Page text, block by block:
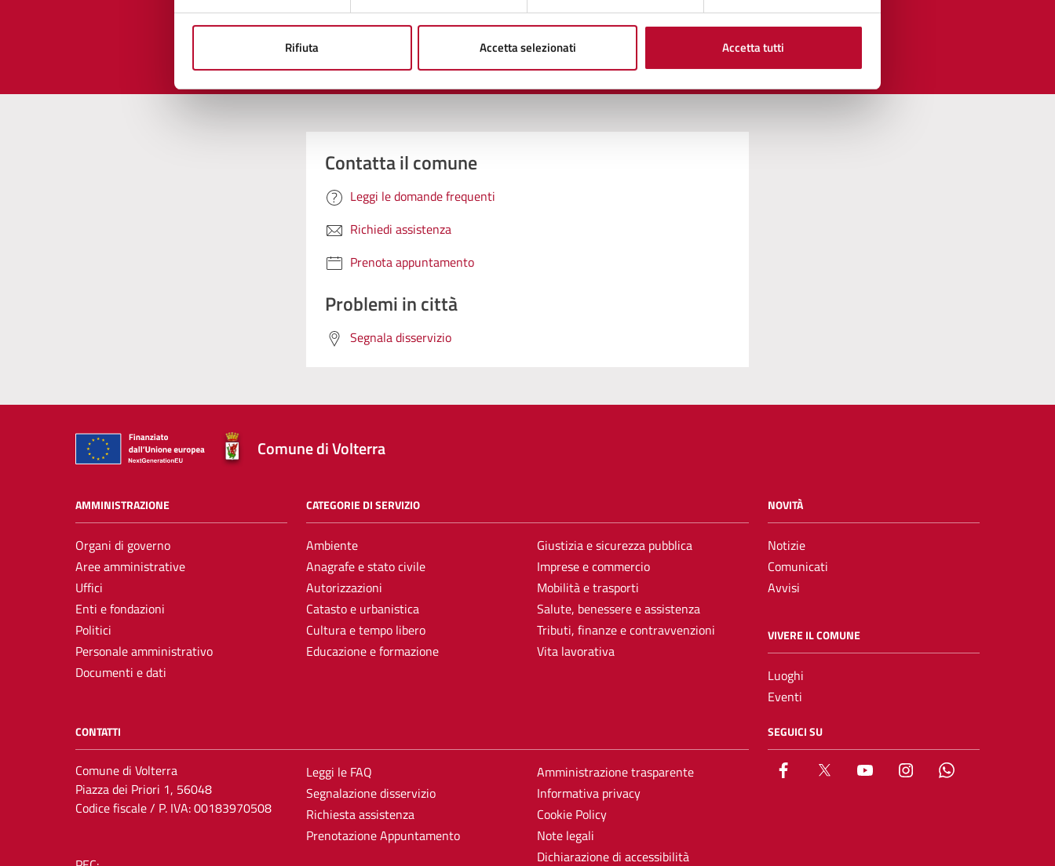
Rifiuta Accetta selezionati Accetta tutti
Valuta 5 stelle su 5
Valuta 4 stelle su 5
Valuta 3 stelle su 5
Valuta 2 stelle su 5
Valuta 1 stelle su 5
Contatta il comune
Leggi le domande frequenti
Richiedi assistenza
Prenota appuntamento
Problemi in città
Segnala disservizio
Comune di Volterra
AMMINISTRAZIONE
Organi di governo
Aree amministrative
Uffici
Enti e fondazioni
Politici
Personale amministrativo
Documenti e dati
CATEGORIE DI SERVIZIO
Ambiente
Anagrafe e stato civile
Autorizzazioni
Catasto e urbanistica
Cultura e tempo libero
Educazione e formazione
Giustizia e sicurezza pubblica
Imprese e commercio
Mobilità e trasporti
Salute, benessere e assistenza
Tributi, finanze e contravvenzioni
Vita lavorativa
NOVITÀ
Notizie
Comunicati
Avvisi
VIVERE IL COMUNE
Luoghi
Eventi
CONTATTI
Comune di Volterra
Piazza dei Priori 1, 56048
Codice fiscale / P. IVA: 00183970508
Leggi le FAQ
Segnalazione disservizio
Richiesta assistenza
Prenotazione Appuntamento
Amministrazione trasparente
Informativa privacy
Cookie Policy
Note legali
Dichiarazione di accessibilità
SEGUICI SU
Facebook YouTube Instagram